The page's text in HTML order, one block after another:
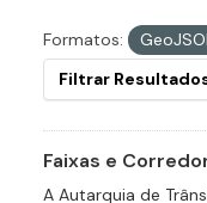
Formatos:
Filtrar
Faixas e
A Autarquia de